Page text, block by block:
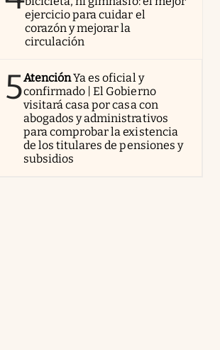
ejercicio para cuidar el
corazón y mejorar la
circulación
5AtenciónYa es oficial y
confirmado | El Gobierno
visitará casa por casa con
abogados y administrativos
para comprobar la existencia
de los titulares de pensiones y
subsidios